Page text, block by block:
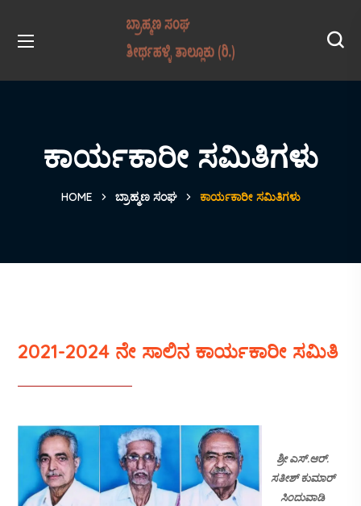
ಕಾರ್ಯಕಾರೀ ಸಮಿತಿಗಳು
HOME ಬ್ರಾಹ್ಮಣ ಸಂಘ ಕಾರ್ಯಕಾರೀ ಸಮಿತಿಗಳು
2021-2024 ನೇ ಸಾಲಿನ ಕಾರ್ಯಕಾರೀ ಸಮಿತಿ
ಶ್ರೀ ಎಸ್.ಆರ್.
ಸತೀಶ್ ಕುಮಾರ್
ಸಿಂದುವಾಡಿ